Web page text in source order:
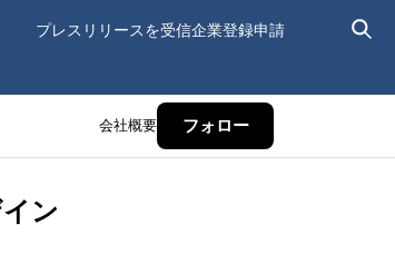
プレスリリースを受信企業登録申請
会社概要 フォロー
ン